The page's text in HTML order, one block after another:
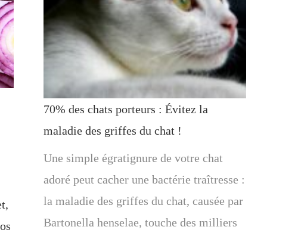
70% des chats porteurs : Évitez la
maladie des griffes du chat !
Une simple égratignure de votre chat
adoré peut cacher une bactérie traîtresse :
la maladie des griffes du chat, causée par
Bartonella henselae, touche des milliers